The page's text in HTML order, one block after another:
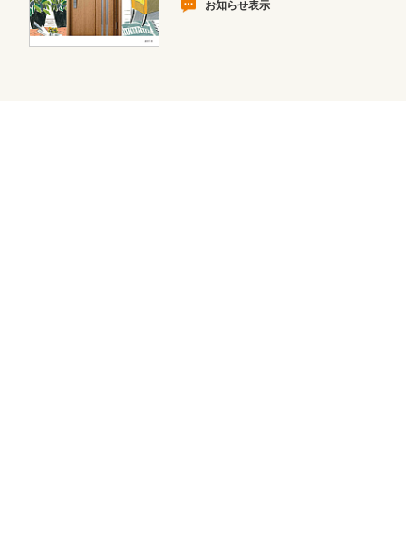
お知らせ表示